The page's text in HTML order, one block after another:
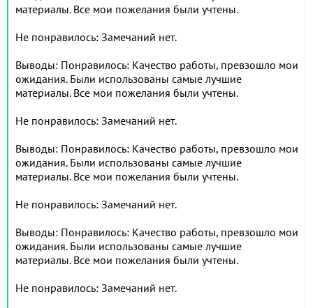
материалы. Все мои пожелания были учтены.
Не понравилось: Замечаний нет.
Выводы: Понравилось: Качество работы, превзошло мои
ожидания. Были использованы самые лучшие
материалы. Все мои пожелания были учтены.
Не понравилось: Замечаний нет.
Выводы: Понравилось: Качество работы, превзошло мои
ожидания. Были использованы самые лучшие
материалы. Все мои пожелания были учтены.
Не понравилось: Замечаний нет.
Выводы: Понравилось: Качество работы, превзошло мои
ожидания. Были использованы самые лучшие
материалы. Все мои пожелания были учтены.
Не понравилось: Замечаний нет.